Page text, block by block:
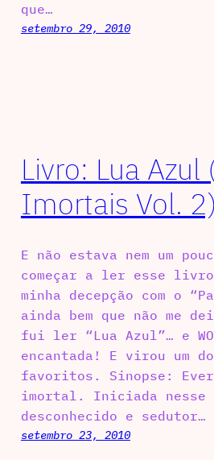
que…
setembro 29, 2010
Livro: Lua Azul
Imortais Vol. 2)
E não estava nem um
começar a ler esse
minha decepção com o
ainda bem que não me
fui ler “Lua Azul”… e
encantada! E virou um
favoritos. Sinopse: Ever
imortal. Iniciada nesse
desconhecido e sedutor…
setembro 23, 2010